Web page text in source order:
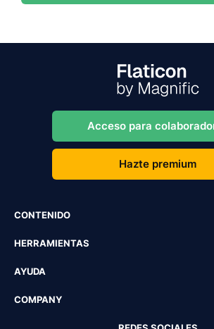
Acceso para
Hazte premium
CONTENIDO
HERRAMIENTAS
AYUDA
COMPANY